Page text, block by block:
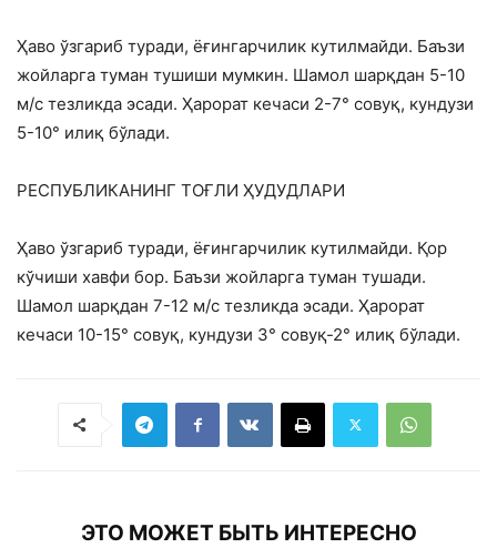
Ҳаво ўзгариб туради, ёғингарчилик кутилмайди. Баъзи
жойларга туман тушиши мумкин. Шамол шарқдан 5-10
м/с тезликда эсади. Ҳарорат кечаси 2-7° совуқ, кундузи
5-10° илиқ бўлади.
РEСПУБЛИКАНИНГ ТОҒЛИ ҲУДУДЛАРИ
Ҳаво ўзгариб туради, ёғингарчилик кутилмайди. Қор
кўчиши хавфи бор. Баъзи жойларга туман тушади.
Шамол шарқдан 7-12 м/с тезликда эсади. Ҳарорат
кечаси 10-15° совуқ, кундузи 3° совуқ-2° илиқ бўлади.
ЭТО МОЖЕТ БЫТЬ ИНТЕРЕСНО